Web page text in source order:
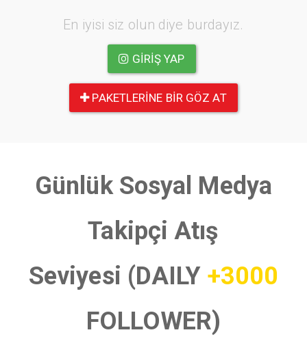
En iyisi siz olun diye burdayız.
GIRIŞ YAP
PAKETLERINE BIR GÖZ AT
Günlük Sosyal Medya
Takipçi Atış
Seviyesi (DAILY +3000
FOLLOWER)